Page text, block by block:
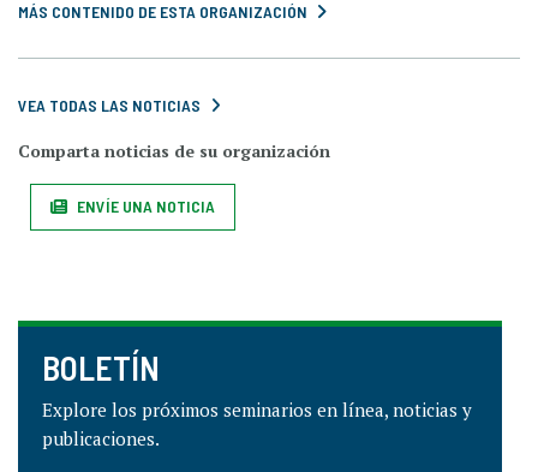
MÁS CONTENIDO DE ESTA ORGANIZACIÓN
VEA TODAS LAS NOTICIAS
Comparta noticias de su organización
ENVÍE UNA NOTICIA
BOLETÍN
Explore los próximos seminarios en línea, noticias y
publicaciones.